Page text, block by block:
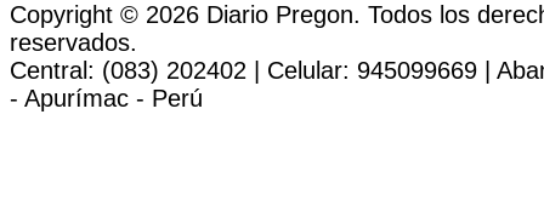
Copyright © 2026 Diario Pregon. Todos los
reservados.
Central: (083) 202402 | Celular: 945099669 |
- Apurímac - Perú